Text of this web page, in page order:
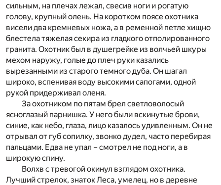
сильным, на плечах лежал, свесив ноги и рогатую
голову, крупный олень. На коротком поясе охотника
висели два кремневых ножа, а в ременной петле хищно
блестела тяжелая секира из гладкого отполированного
гранита. Охотник был в душегрейке из волчьей шкуры
мехом наружу, голые до плеч руки казались
вырезанными из старого темного дуба. Он шагал
широко, вспенивая воду высокими сапогами, одной
рукой придерживал оленя.
За охотником по пятам брел светловолосый
ясноглазый парнишка. У него были вскинутые брови,
синие, как небо, глаза, лицо казалось удивленным. Он не
отрывал от губ сопилку, звонко дудел, часто перебирая
пальцами. Едва не упал – смотрел не под ноги, а в
широкую спину.
Волхв с тревогой окинул взглядом охотника.
Лучший стрелок, знаток Леса, умелец, но в деревне